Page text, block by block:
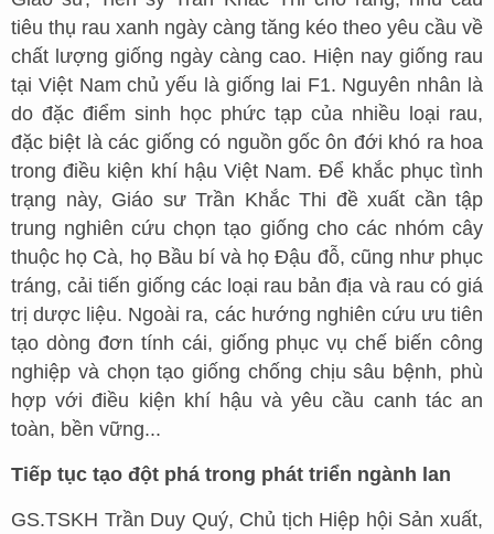
tiêu thụ rau xanh ngày càng tăng kéo theo yêu cầu về
chất lượng giống ngày càng cao. Hiện nay giống rau
tại Việt Nam chủ yếu là giống lai F1. Nguyên nhân là
do đặc điểm sinh học phức tạp của nhiều loại rau,
đặc biệt là các giống có nguồn gốc ôn đới khó ra hoa
trong điều kiện khí hậu Việt Nam. Để khắc phục tình
trạng này, Giáo sư Trần Khắc Thi đề xuất cần tập
trung nghiên cứu chọn tạo giống cho các nhóm cây
thuộc họ Cà, họ Bầu bí và họ Đậu đỗ, cũng như phục
tráng, cải tiến giống các loại rau bản địa và rau có giá
trị dược liệu. Ngoài ra, các hướng nghiên cứu ưu tiên
tạo dòng đơn tính cái, giống phục vụ chế biến công
nghiệp và chọn tạo giống chống chịu sâu bệnh, phù
hợp với điều kiện khí hậu và yêu cầu canh tác an
toàn, bền vững...
Tiếp tục tạo đột phá trong phát triển ngành lan
GS.TSKH Trần Duy Quý, Chủ tịch Hiệp hội Sản xuất,